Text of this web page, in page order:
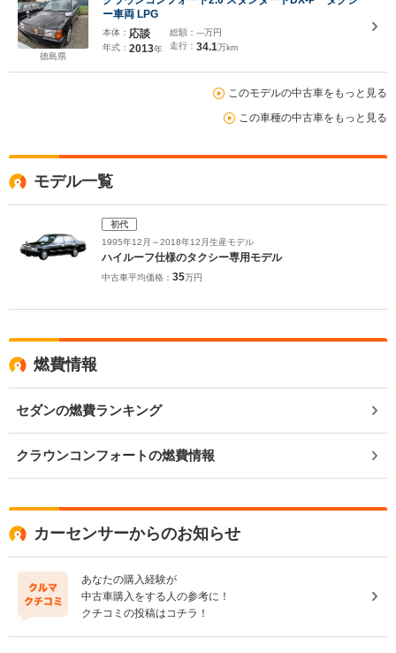
徳島県
ー車両 LPG
本体： 応談
年式： 2013年
総額： ---万円
走行： 34.1万km
このモデルの中古車をもっと見る
この車種の中古車をもっと見る
モデル一覧
初代
1995年12月～2018年12月生産モデル
ハイルーフ仕様のタクシー専用モデル
中古車平均価格： 35万円
燃費情報
セダンの燃費ランキング
クラウンコンフォートの燃費情報
カーセンサーからのお知らせ
あなたの購入経験が
中古車購入をする人の参考に！
クチコミの投稿はコチラ！